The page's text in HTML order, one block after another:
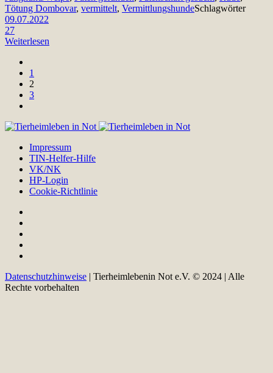
Tötung Dombovar, vermittelt, VermittlungshundeSchlagwörter
09.07.2022
27
Weiterlesen
1
2
3
Impressum
TIN-Helfer-Hilfe
VK/NK
HP-Login
Cookie-Richtlinie
Datenschutzhinweise | Tierheimlebenin Not e.V. © 2024 | Alle
Rechte vorbehalten